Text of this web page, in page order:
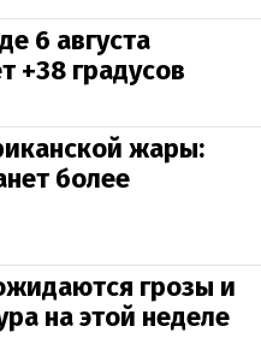
6 августа
+38 градусов
жары:
более
грозы и
на этой неделе